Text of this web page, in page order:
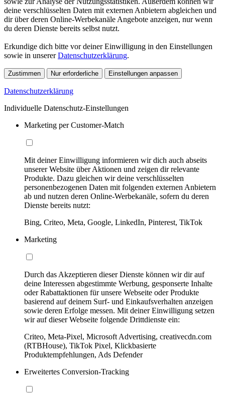
deine verschlüsselten Daten mit externen Anbietern abgleichen und
dir über deren Online-Werbekanäle Angebote anzeigen, nur wenn
du deren Dienste bereits selbst nutzt.
Erkundige dich bitte vor deiner Einwilligung in den Einstellungen
sowie in unsererDatenschutzerklärung.
Zustimmen Nur erforderliche Einstellungen anpassen
Datenschutzerklärung
Individuelle Datenschutz-Einstellungen
Marketing per Customer-Match
Mit deiner Einwilligung informieren wir dich auch abseits
unserer Website über Aktionen und zeigen dir relevante
Produkte. Dazu gleichen wir deine verschlüsselten
personenbezogenen Daten mit folgenden externen Anbietern
ab und nutzen deren Online-Werbekanäle, sofern du deren
Dienste bereits nutzt:
Bing, Criteo, Meta, Google, LinkedIn, Pinterest, TikTok
Marketing
Durch das Akzeptieren dieser Dienste können wir dir auf
deine Interessen abgestimmte Werbung, gesponserte Inhalte
oder Rabattaktionen für unsere Webseite oder Produkte
basierend auf deinem Surf- und Einkaufsverhalten anzeigen
sowie deren Erfolge messen. Mit deiner Einwilligung setzen
wir auf dieser Webseite folgende Drittdienste ein:
Criteo, Meta-Pixel, Microsoft Advertising, creativecdn.com
(RTBHouse), TikTok Pixel, Klickbasierte
Produktempfehlungen, Ads Defender
Erweitertes Conversion-Tracking